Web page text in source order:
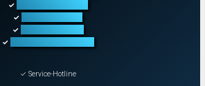
✓
✓
✓
✓
✓ Service-Hotline